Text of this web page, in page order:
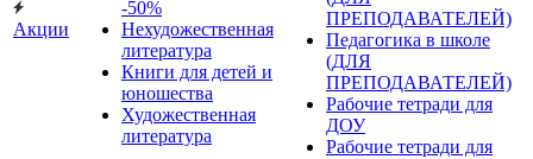
Акции
-50%
Нехудожественная
литература
Книги для детей и
юношества
Художественная
литература
ПРЕПОДАВАТЕЛЕЙ)
Педагогика в школе
(ДЛЯ
ПРЕПОДАВАТЕЛЕЙ)
Рабочие тетради для
ДОУ
Рабочие тетради для